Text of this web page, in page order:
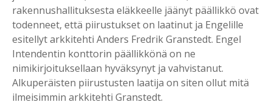
rakennushallituksesta eläkkeelle jäänyt päällikkö ovat
todenneet, että piirustukset on laatinut ja Engelille
esitellyt arkkitehti Anders Fredrik Granstedt. Engel
Intendentin konttorin päällikkönä on ne
nimikirjoituksellaan hyväksynyt ja vahvistanut.
Alkuperäisten piirustusten laatija on siten ollut mitä
ilmeisimmin arkkitehti Granstedt.